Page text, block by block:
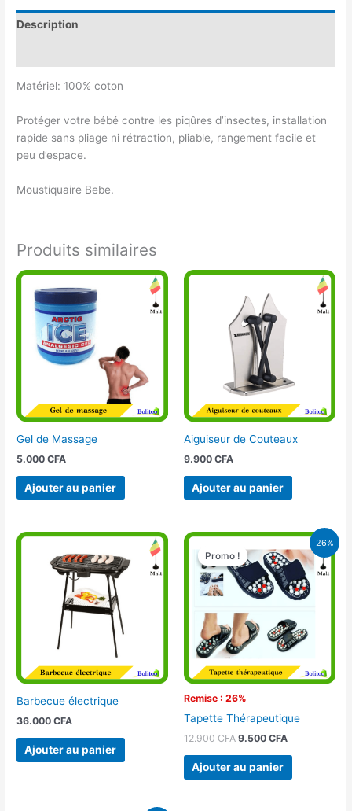
Description
Matériel: 100% coton
Protéger votre bébé contre les piqûres d’insectes, installation
rapide sans pliage ni rétraction, pliable, rangement facile et
peu d’espace.
Moustiquaire Bebe.
Produits similaires
Gel de Massage
5.000CFA
Ajouter au panier
Aiguiseur de Couteaux
9.900 CFA
Ajouter au panier
Barbecue électrique
36.000CFA
Ajouter au panier
26%
Promo !
Remise : 26%
Promo !
Tapette Thérapeutique
12.900CFA
Le
prix
initial
était :
12.900 CFA.
9.500 CFA
Le
prix
actuel
est :
9.500 CFA.
Ajouter au panier